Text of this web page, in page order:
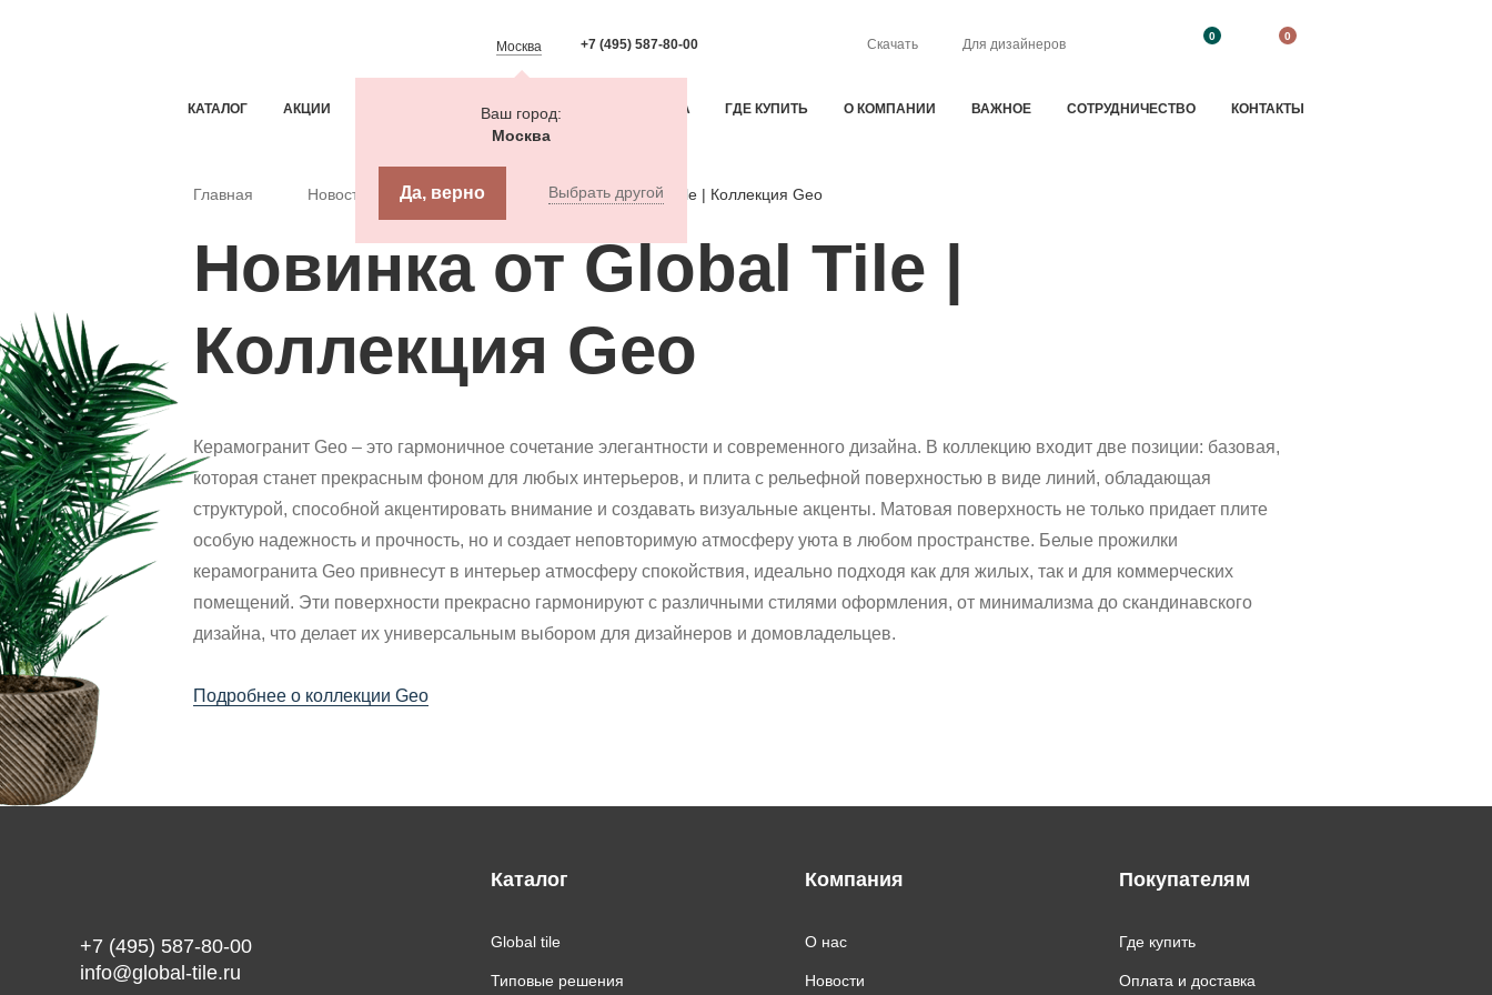
Москва
Ваш город:
Москва
Да, верно Выбрать другой
+7 (495) 587-80-00 Скачать Для дизайнеров
0 0
КАТАЛОГ АКЦИИ ТИПОВЫЕ РЕШЕНИЯ ОПЛАТА И ДОСТАВКА ГДЕ КУПИТЬ О КОМПАНИИ ВАЖНОЕ CОТРУДНИЧЕСТВО КОНТАКТЫ
Главная Новости Новинки Новинка от Global Tile | Коллекция Geo
Новинка от Global Tile |
Коллекция Geo
Керамогранит Geo – это гармоничное сочетание элегантности и современного дизайна. В коллекцию входит две позиции: базовая,
которая станет прекрасным фоном для любых интерьеров, и плита с рельефной поверхностью в виде линий, обладающая
структурой, способной акцентировать внимание и создавать визуальные акценты. Матовая поверхность не только придает плите
особую надежность и прочность, но и создает неповторимую атмосферу уюта в любом пространстве. Белые прожилки
керамогранита Geo привнесут в интерьер атмосферу спокойствия, идеально подходя как для жилых, так и для коммерческих
помещений. Эти поверхности прекрасно гармонируют с различными стилями оформления, от минимализма до скандинавского
дизайна, что делает их универсальным выбором для дизайнеров и домовладельцев.
Подробнее о коллекции Geo
+7 (495) 587-80-00
info@global-tile.ru
Каталог
Global tile
Типовые решения
Компания
О нас
Новости
Покупателям
Где купить
Оплата и доставка